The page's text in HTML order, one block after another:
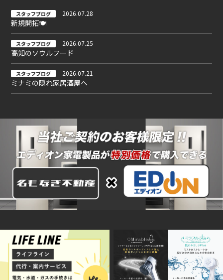
スタッフブログ 2026.07.28
新規開拓🍽
スタッフブログ 2026.07.25
高知のソウルフード
スタッフブログ 2026.07.21
ミナミの隠れ家居酒屋へ